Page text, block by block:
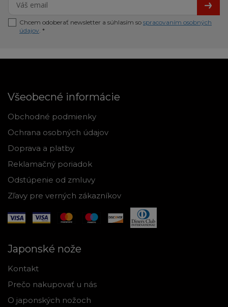
Chcem odoberať newsletter a súhlasím so spracovaním osobných
údajov. *
Všeobecné informácie
Obchodné podmienky
Ochrana osobných údajov
Doprava a platby
Reklamačný poriadok
Odstúpenie od zmluvy
Zľavy pre verných zákazníkov
Japonské nože
Kontakt
Prečo nakupovať u nás
O japonských nožoch